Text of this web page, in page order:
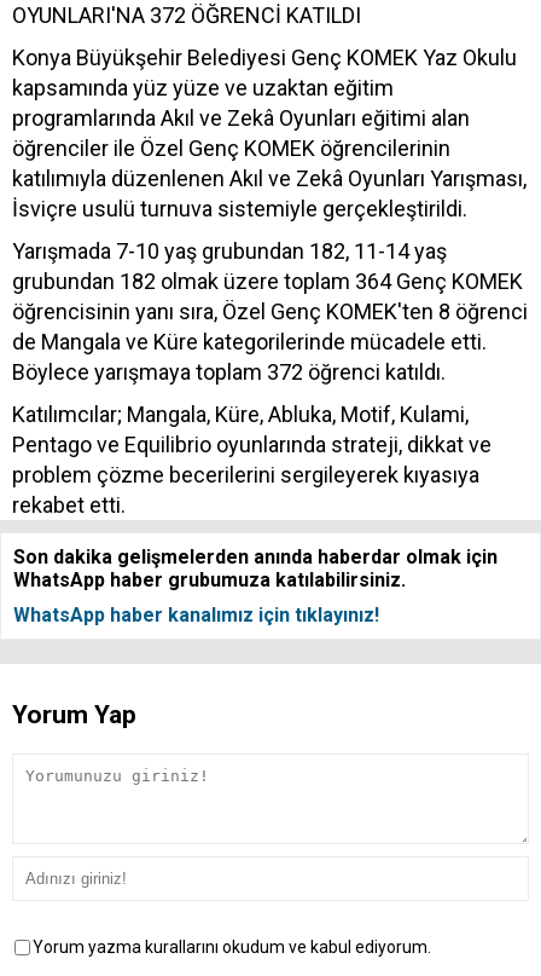
OYUNLARI'NA 372 ÖĞRENCİ KATILDI
Konya Büyükşehir Belediyesi Genç KOMEK Yaz Okulu
kapsamında yüz yüze ve uzaktan eğitim
programlarında Akıl ve Zekâ Oyunları eğitimi alan
öğrenciler ile Özel Genç KOMEK öğrencilerinin
katılımıyla düzenlenen Akıl ve Zekâ Oyunları Yarışması,
İsviçre usulü turnuva sistemiyle gerçekleştirildi.
Yarışmada 7-10 yaş grubundan 182, 11-14 yaş
grubundan 182 olmak üzere toplam 364 Genç KOMEK
öğrencisinin yanı sıra, Özel Genç KOMEK'ten 8 öğrenci
de Mangala ve Küre kategorilerinde mücadele etti.
Böylece yarışmaya toplam 372 öğrenci katıldı.
Katılımcılar; Mangala, Küre, Abluka, Motif, Kulami,
Pentago ve Equilibrio oyunlarında strateji, dikkat ve
problem çözme becerilerini sergileyerek kıyasıya
rekabet etti.
Son dakika gelişmelerden anında haberdar olmak için
WhatsApp haber grubumuza katılabilirsiniz.
WhatsApp haber kanalımız için tıklayınız!
Yorum Yap
Yorum yazma kurallarını okudum ve kabul ediyorum.